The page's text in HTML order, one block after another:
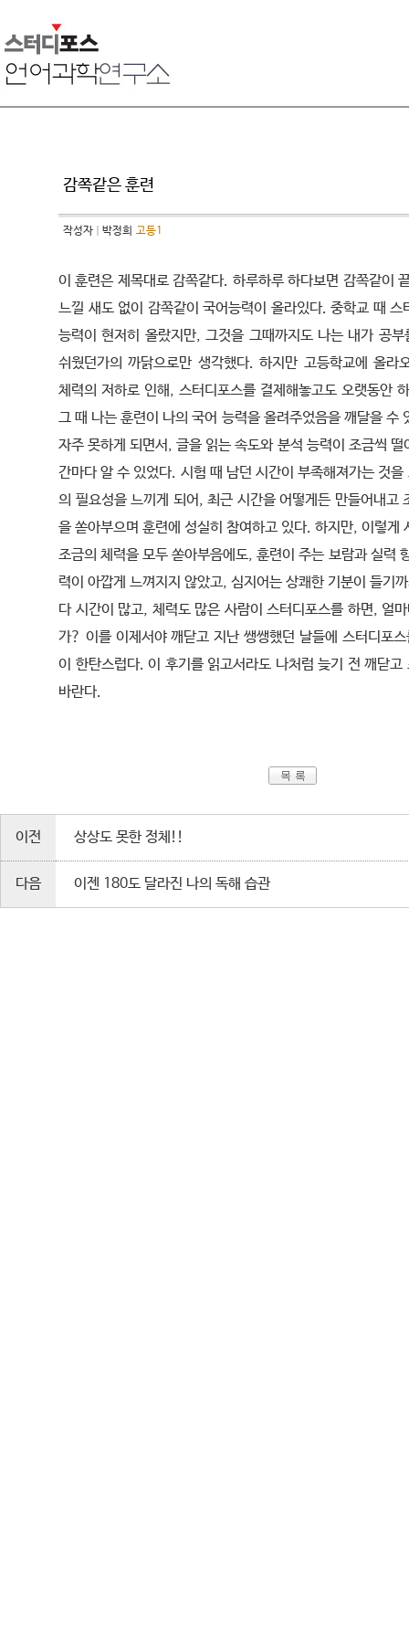
감쪽같은 훈련
작성자 박정희 고등1
이 훈련은 제목대로 감쪽같다. 하루하루 하다보면 감쪽같이
느낄 새도 없이 감쪽같이 국어능력이 올라있다. 중학교 때 스
능력이 현저히 올랐지만, 그것을 그때까지도 나는 내가 공
쉬웠던가의 까닭으로만 생각했다. 하지만 고등학교에 올라
체력의 저하로 인해, 스터디포스를 결제해놓고도 오랫동안
그 때 나는 훈련이 나의 국어 능력을 올려주었음을 깨달을 수
자주 못하게 되면서, 글을 읽는 속도와 분석 능력이 조금씩 떨
간마다 알 수 있었다. 시험 때 남던 시간이 부족해져가는 것
의 필요성을 느끼게 되어, 최근 시간을 어떻게든 만들어내고
을 쏟아부으며 훈련에 성실히 참여하고 있다. 하지만, 이렇게
조금의 체력을 모두 쏟아부음에도, 훈련이 주는 보람과 실력
력이 아깝게 느껴지지 않았고, 심지어는 상쾌한 기분이 들기
다 시간이 많고, 체력도 많은 사람이 스터디포스를 하면, 얼
가? 이를 이제서야 깨닫고 지난 쌩쌩했던 날들에 스터디포
이 한탄스럽다. 이 후기를 읽고서라도 나처럼 늦기 전 깨닫고
바란다.
이전 상상도 못한 정체!!
다음 이젠 180도 달라진 나의 독해 습관